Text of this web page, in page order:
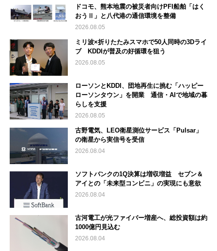
ドコモ、熊本地震の被災者向けPFI船舶「はく
おうⅡ」と八代港の通信環境を整備
2026.08.05
ミリ波×折りたたみスマホで50人同時の3Dライ
ブ KDDIが普及の好循環を狙う
2026.08.05
ローソンとKDDI、団地再生に挑む「ハッピー
ローソンタウン」を開業 通信・AIで地域の暮
らしを支援
2026.08.05
古野電気、LEO衛星測位サービス「Pulsar」
の衛星から実信号を受信
2026.08.04
ソフトバンクの1Q決算は増収増益 セブン＆
アイとの「未来型コンビニ」の実現にも意欲
2026.08.04
古河電工が光ファイバー増産へ、総投資額は約
1000億円見込む
2026.08.04